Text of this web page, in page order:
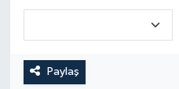
Paylaş
Haber Arşivi